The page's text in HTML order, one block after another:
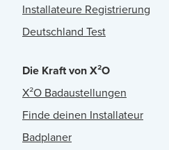
Installateure Registrierung
Deutschland Test
Die Kraft von X²O
X²O Badaustellungen
Finde deinen Installateur
Badplaner